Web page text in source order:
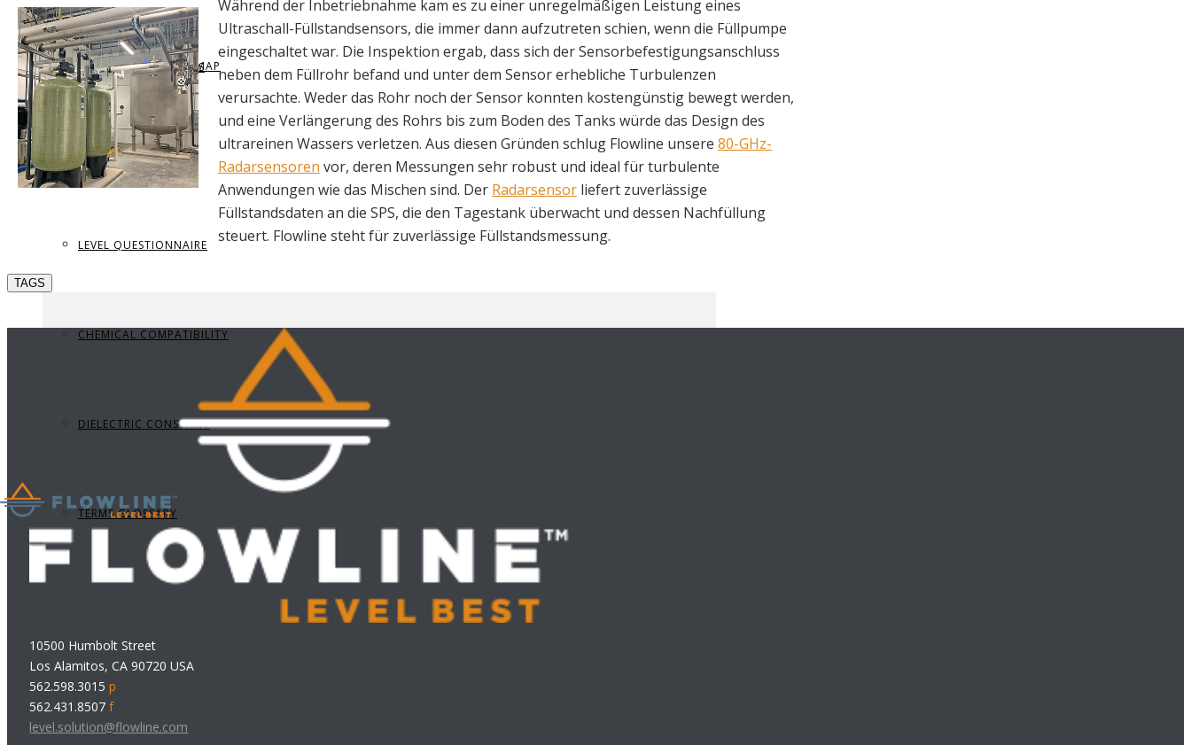
PARTS & ACCESSORIES
DATA CENTER LEVEL MAP
LEVEL LEARNING
LEVEL QUESTIONNAIRE
CHEMICAL COMPATIBILITY
DIELECTRIC CONSTANT
TERMS GLOSSARY
PROVIDE FEEDBACK
CONTACT US
REQUEST BROCHURE
VIEW BROCHURE
Während der Inbetriebnahme kam es zu einer unregelmäßigen Leistung eines
Ultraschall-Füllstandsensors, die immer dann aufzutreten schien, wenn die Füllpumpe
eingeschaltet war. Die Inspektion ergab, dass sich der Sensorbefestigungsanschluss
neben dem Füllrohr befand und unter dem Sensor erhebliche Turbulenzen
verursachte. Weder das Rohr noch der Sensor konnten kostengünstig bewegt werden,
und eine Verlängerung des Rohrs bis zum Boden des Tanks würde das Design des
ultrareinen Wassers verletzen. Aus diesen Gründen schlug Flowline unsere 80-GHz-
Radarsensoren vor, deren Messungen sehr robust und ideal für turbulente
Anwendungen wie das Mischen sind. Der Radarsensor liefert zuverlässige
Füllstandsdaten an die SPS, die den Tagestank überwacht und dessen Nachfüllung
steuert. Flowline steht für zuverlässige Füllstandsmessung.
TAGS
10500 Humbolt Street
Los Alamitos, CA 90720 USA
562.598.3015p
562.431.8507f
level.solution@flowline.com